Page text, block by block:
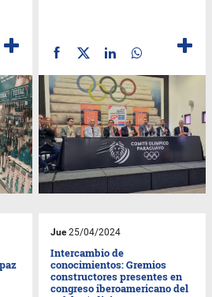
Jue25/04/2024
Intercambio de
conocimientos: Gremios
constructores presentes en
congreso iberoamericano del